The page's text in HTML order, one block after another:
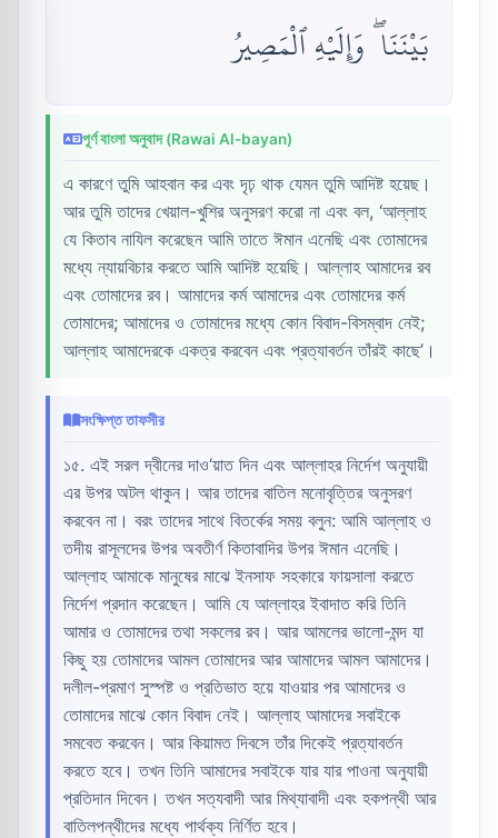
بَيْنَنَا ۖ وَإِلَيْهِ ٱلْمَصِيرُ
পূর্ণ বাংলা অনুবাদ (Rawai Al-bayan)
এ কারণে তুমি আহবান কর এবং দৃঢ় থাক যেমন তুমি আদিষ্ট হয়েছ।
আর তুমি তাদের খেয়াল-খুশির অনুসরণ করো না এবং বল, ‘আল্লাহ
যে কিতাব নাযিল করেছেন আমি তাতে ঈমান এনেছি এবং তোমাদের
মধ্যে ন্যায়বিচার করতে আমি আদিষ্ট হয়েছি। আল্লাহ আমাদের রব
এবং তোমাদের রব। আমাদের কর্ম আমাদের এবং তোমাদের কর্ম
তোমাদের; আমাদের ও তোমাদের মধ্যে কোন বিবাদ-বিসম্বাদ নেই;
আল্লাহ আমাদেরকে একত্র করবেন এবং প্রত্যাবর্তন তাঁরই কাছে’।
সংক্ষিপ্ত তাফসীর
১৫. এই সরল দ্বীনের দাও‘য়াত দিন এবং আল্লাহর নির্দেশ অনুযায়ী
এর উপর অটল থাকুন। আর তাদের বাতিল মনোবৃত্তির অনুসরণ
করবেন না। বরং তাদের সাথে বিতর্কের সময় বলুন: আমি আল্লাহ ও
তদীয় রাসূলদের উপর অবতীর্ণ কিতাবাদির উপর ঈমান এনেছি।
আল্লাহ আমাকে মানুষের মাঝে ইনসাফ সহকারে ফায়সালা করতে
নির্দেশ প্রদান করেছেন। আমি যে আল্লাহর ইবাদাত করি তিনি
আমার ও তোমাদের তথা সকলের রব। আর আমলের ভালো-মন্দ যা
কিছু হয় তোমাদের আমল তোমাদের আর আমাদের আমল আমাদের।
দলীল-প্রমাণ সুস্পষ্ট ও প্রতিভাত হয়ে যাওয়ার পর আমাদের ও
তোমাদের মাঝে কোন বিবাদ নেই। আল্লাহ আমাদের সবাইকে
সমবেত করবেন। আর কিয়ামত দিবসে তাঁর দিকেই প্রত্যাবর্তন
করতে হবে। তখন তিনি আমাদের সবাইকে যার যার পাওনা অনুযায়ী
প্রতিদান দিবেন। তখন সত্যবাদী আর মিথ্যাবাদী এবং হকপন্থী আর
বাতিলপন্থীদের মধ্যে পার্থক্য নির্ণিত হবে।